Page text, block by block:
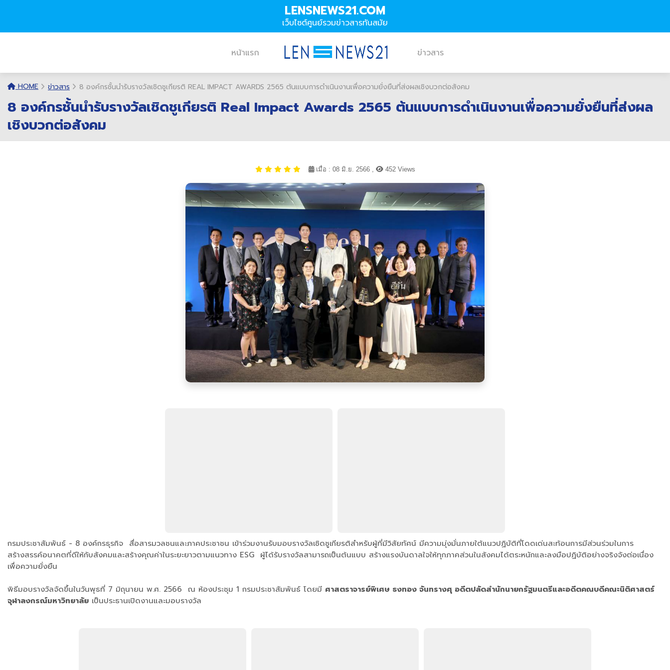
LENSNEWS21.COM
เว็บไซต์ศูนย์รวมข่าวสารทันสมัย
หน้าแรก ข่าวสาร
HOME ข่าวสาร 8 องค์กรชั้นนำรับรางวัลเชิดชูเกียรติ REAL IMPACT AWARDS 2565 ต้นแบบการดำเนินงานเพื่อความยั่งยืนที่ส่งผลเชิงบวกต่อสังคม
8 องค์กรชั้นนำรับรางวัลเชิดชูเกียรติ Real Impact Awards 2565 ต้นแบบการดำเนินงานเพื่อความยั่งยืนที่ส่งผล
เชิงบวกต่อสังคม
เมื่อ : 08 มิ.ย. 2566 , 452 Views
กรมประชาสัมพันธ์ - 8 องค์กรธุรกิจ สื่อสารมวลชนและภาคประชาชน เข้าร่วมงานรับมอบรางวัลเชิดชูเกียรติสำหรับผู้ที่มีวิสัยทัศน์ มีความมุ่งมั่นภายใต้แนวปฏิบัติที่โดดเด่นสะท้อนการมีส่วนร่วมในการ
สร้างสรรค์อนาคตที่ดีให้กับสังคมและสร้างคุณค่าในระยะยาวตามแนวทาง ESG ผู้ได้รับรางวัลสามารถเป็นต้นแบบ สร้างแรงบันดาลใจให้ทุกภาคส่วนในสังคมได้ตระหนักและลงมือปฏิบัติอย่างจริงจังต่อเนื่อง
เพื่อความยั่งยืน
พิธีมอบรางวัลจัดขึ้นในวันพุธที่ 7 มิถุนายน พ.ศ. 2566 ณ ห้องประชุม 1 กรมประชาสัมพันธ์ โดยมี ศาสตราจารย์พิเศษ ธงทอง จันทรางศุ อดีตปลัดสำนักนายกรัฐมนตรีและอดีตคณบดีคณะนิติศาสตร์
จุฬาลงกรณ์มหาวิทยาลัย เป็นประธานเปิดงานและมอบรางวัล